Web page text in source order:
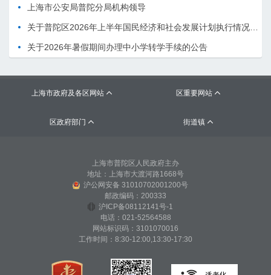
上海市公安局普陀分局机构领导
关于2026年暑假期间办理中小学转学手续的公告
上海市政府及各区网站  区重要网站 
区政府部门  街道镇 
上海市普陀区人民政府主办
地址：上海市大渡河路1668号
沪公网安备 31010702001200号
邮政编码：200333
沪ICP备08112141号-1
电话：021-52564588
网站标识码：3101070016
工作时间：8:30-12:00,13:30-17:30